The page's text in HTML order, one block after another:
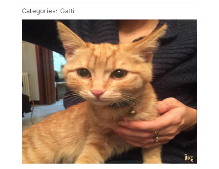
CHI SIAMO
RUBRICHE
SEMPRE CON ME
Categories: Gatti